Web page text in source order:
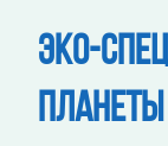
ЭКО-
ПЛАНЕТЫ